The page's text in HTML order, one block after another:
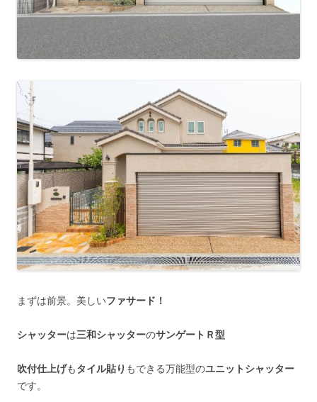
まずは前景。美しいファサード！
シャッターは三和シャッターのサンゲートＲ型
吹付仕上げもタイル貼り もできる万能型のユニットシャッター
です。